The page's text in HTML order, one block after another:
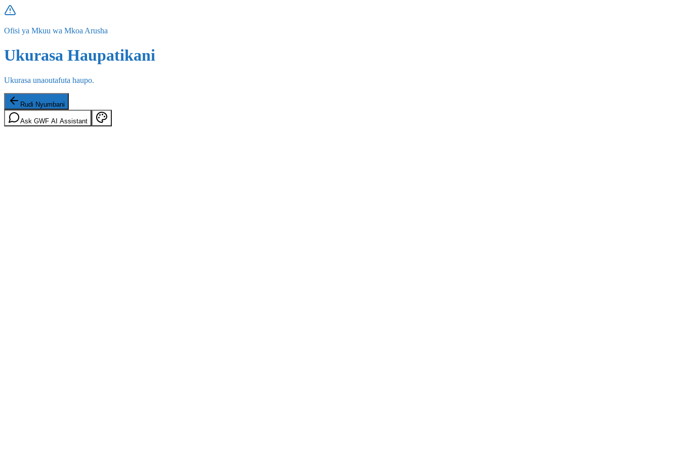
Ofisi ya Mkuu wa Mkoa Arusha
Ukurasa Haupatikani
Ukurasa unaoutafuta haupo.
Rudi Nyumbani
Ask GWF AI Assistant